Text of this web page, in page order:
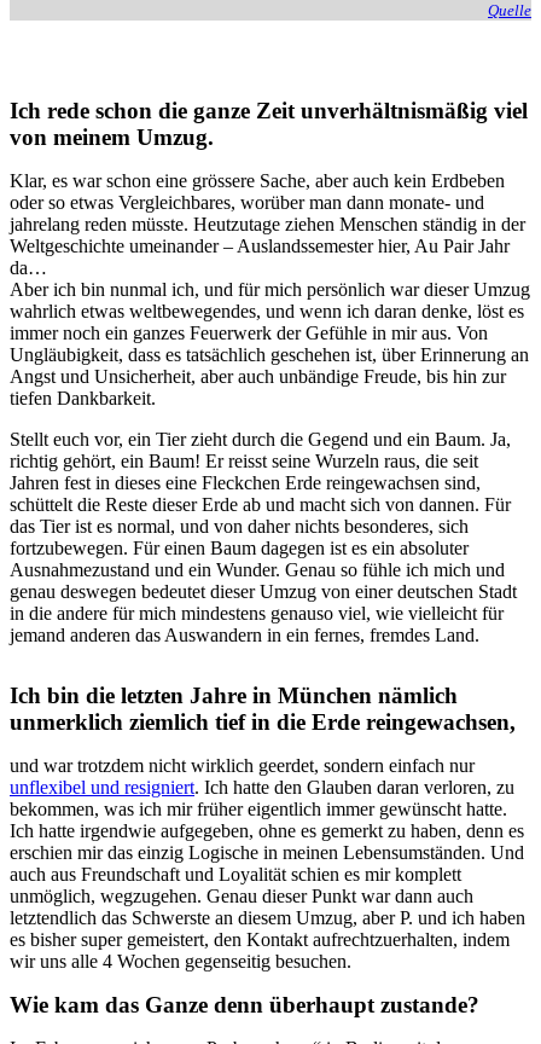
Quelle
Ich rede schon die ganze Zeit unverhältnismäßig viel
von meinem Umzug.
Klar, es war schon eine grössere Sache, aber auch kein Erdbeben
oder so etwas Vergleichbares, worüber man dann monate- und
jahrelang reden müsste. Heutzutage ziehen Menschen ständig in der
Weltgeschichte umeinander – Auslandssemester hier, Au Pair Jahr
da…
Aber ich bin nunmal ich, und für mich persönlich war dieser Umzug
wahrlich etwas weltbewegendes, und wenn ich daran denke, löst es
immer noch ein ganzes Feuerwerk der Gefühle in mir aus. Von
Ungläubigkeit, dass es tatsächlich geschehen ist, über Erinnerung an
Angst und Unsicherheit, aber auch unbändige Freude, bis hin zur
tiefen Dankbarkeit.
Stellt euch vor, ein Tier zieht durch die Gegend und ein Baum. Ja,
richtig gehört, ein Baum! Er reisst seine Wurzeln raus, die seit
Jahren fest in dieses eine Fleckchen Erde reingewachsen sind,
schüttelt die Reste dieser Erde ab und macht sich von dannen. Für
das Tier ist es normal, und von daher nichts besonderes, sich
fortzubewegen. Für einen Baum dagegen ist es ein absoluter
Ausnahmezustand und ein Wunder. Genau so fühle ich mich und
genau deswegen bedeutet dieser Umzug von einer deutschen Stadt
in die andere für mich mindestens genauso viel, wie vielleicht für
jemand anderen das Auswandern in ein fernes, fremdes Land.
Ich bin die letzten Jahre in München nämlich
unmerklich ziemlich tief in die Erde reingewachsen,
und war trotzdem nicht wirklich geerdet, sondern einfach nur
unflexibel und resigniert. Ich hatte den Glauben daran verloren, zu
bekommen, was ich mir früher eigentlich immer gewünscht hatte.
Ich hatte irgendwie aufgegeben, ohne es gemerkt zu haben, denn es
erschien mir das einzig Logische in meinen Lebensumständen. Und
auch aus Freundschaft und Loyalität schien es mir komplett
unmöglich, wegzugehen. Genau dieser Punkt war dann auch
letztendlich das Schwerste an diesem Umzug, aber P. und ich haben
es bisher super gemeistert, den Kontakt aufrechtzuerhalten, indem
wir uns alle 4 Wochen gegenseitig besuchen.
Wie kam das Ganze denn überhaupt zustande?